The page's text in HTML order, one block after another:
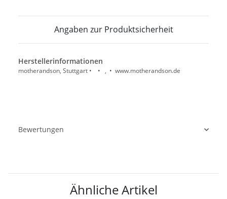
Angaben zur Produktsicherheit
Herstellerinformationen
motherandson, Stuttgart • • , • www.motherandson.de
Bewertungen
Ähnliche Artikel